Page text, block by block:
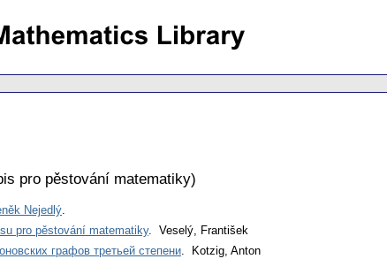
pro pěstování matematiky)
Nejedlý.
pro pěstování matematiky. Veselý, František
графов третьей степени. Kotzig, Anton